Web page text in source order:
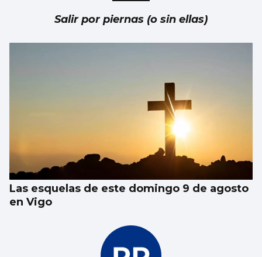
Salir por piernas (o sin ellas)
Las esquelas de este domingo 9 de agosto
en Vigo